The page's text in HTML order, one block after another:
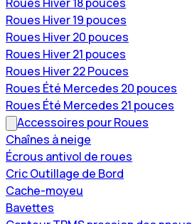
Roues Hiver 19 pouces
Roues Hiver 20 pouces
Roues Hiver 21 pouces
Roues Hiver 22 Pouces
Roues Été Mercedes 20 pouces
Roues Été Mercedes 21 pouces
Accessoires pour Roues
Chaînes à neige
Écrous antivol de roues
Cric Outillage de Bord
Cache-moyeu
Bavettes